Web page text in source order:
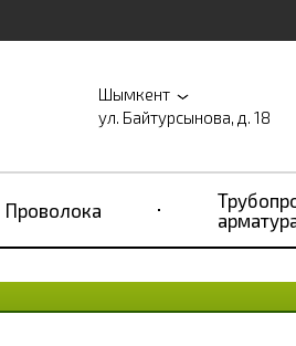
Шымкент
ул. Байтурсынова, д. 18
Проволока